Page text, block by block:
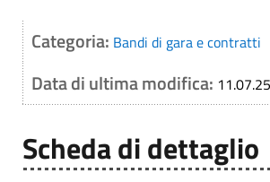
Categoria: Bandi di gara e contratti
Data di ultima modifica: 11.07.25
Scheda di dettaglio